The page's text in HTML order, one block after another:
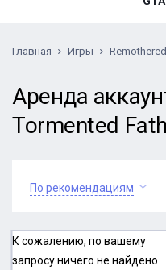
Главная Игры
Аренда
Tormented
По рекомендациям
К сожалению, по вашему
запросу ничего не найдено